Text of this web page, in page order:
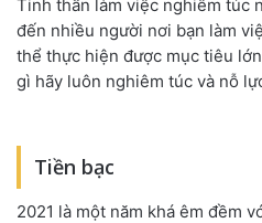
Tinh thần làm việc nghiêm túc
đến nhiều người nơi bạn làm
thể thực hiện được mục tiêu
gì hãy luôn nghiêm túc và nỗ
Tiền bạc
2021 là một năm khá êm đềm